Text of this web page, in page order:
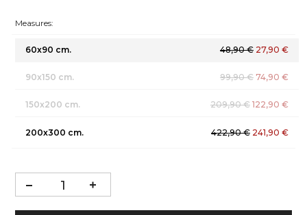
Measures:
60x90 cm. 48,90 € 27,90 €
90x150 cm. 99,90 € 74,90 €
150x200 cm. 209,90 € 122,90 €
200x300 cm. 422,90 € 241,90 €